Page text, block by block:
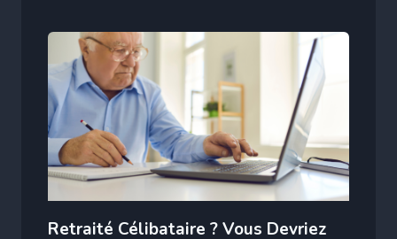
Retraité Célibataire ? Vous Devriez